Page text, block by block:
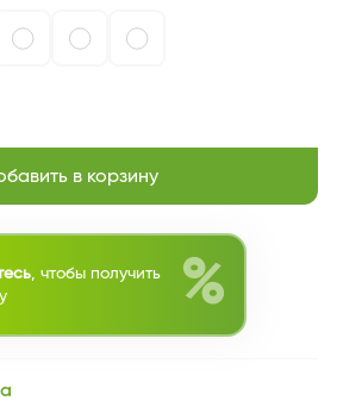
в корзину
, чтобы получить
%